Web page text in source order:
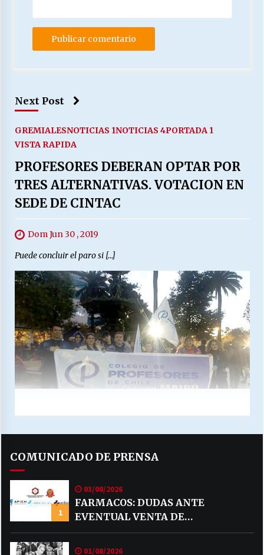
Next Post
GREMIALESNOTICIAS 1NOTICIAS 4PORTADA 1
VISTA RAPIDA
PROFESORES DEBERAN OPTAR POR
TRES ALTERNATIVAS. VOTACION EN
SEDE DE CINTAC
Dom Jun 30 , 2019
Puede concluir el paro si […]
COMUNICADO DE PRENSA
1
03/08/2026
FARMACOS: DUDAS ANTE
EVENTUAL VENTA DE
MEDICAMENTOS POR MERCADO
LIBRE
01/08/2026